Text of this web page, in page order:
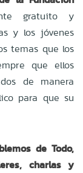
gratuito y
y los jóvenes
temas que los
que ellos
de manera
para que su
de Todo,
charlas y